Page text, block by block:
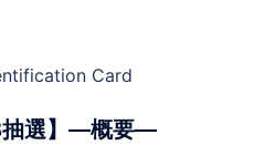
Card
抽選】―概要―